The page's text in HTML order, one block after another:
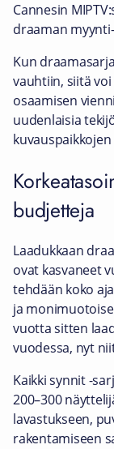
Cannesin
draaman
Kun
vauhtiin, siitä
osaamisen
uudenlaisia
budjetteja
Laadukkaan
ovat kasvaneet
tehdään koko
ja
vuotta sitten
vuodessa, nyt
Kaikki synnit -
200–300
lavastukseen,
rakentamiseen